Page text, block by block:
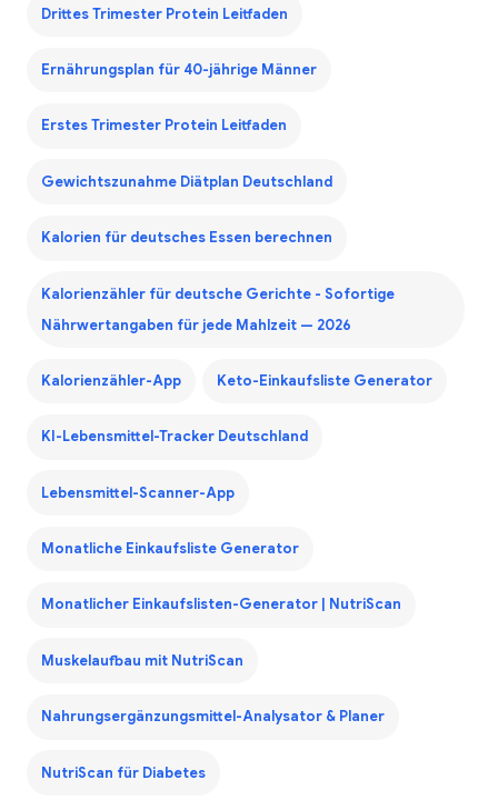
Drittes Trimester Protein Leitfaden
Ernährungsplan für 40-jährige Männer
Erstes Trimester Protein Leitfaden
Gewichtszunahme Diätplan Deutschland
Kalorien für deutsches Essen berechnen
Kalorienzähler für deutsche Gerichte - Sofortige
Nährwertangaben für jede Mahlzeit — 2026
Kalorienzähler-App Keto-Einkaufsliste Generator
KI-Lebensmittel-Tracker Deutschland
Lebensmittel-Scanner-App
Monatliche Einkaufsliste Generator
Monatlicher Einkaufslisten-Generator | NutriScan
Muskelaufbau mit NutriScan
Nahrungsergänzungsmittel-Analysator & Planer
NutriScan für Diabetes